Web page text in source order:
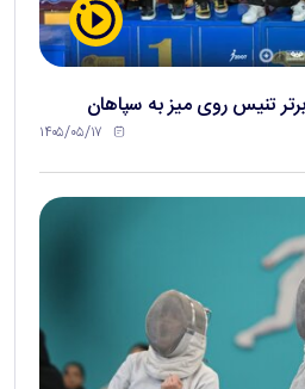
تنیس روی میز به سپاهان
۱۴۰۵/۰۵/۱۷